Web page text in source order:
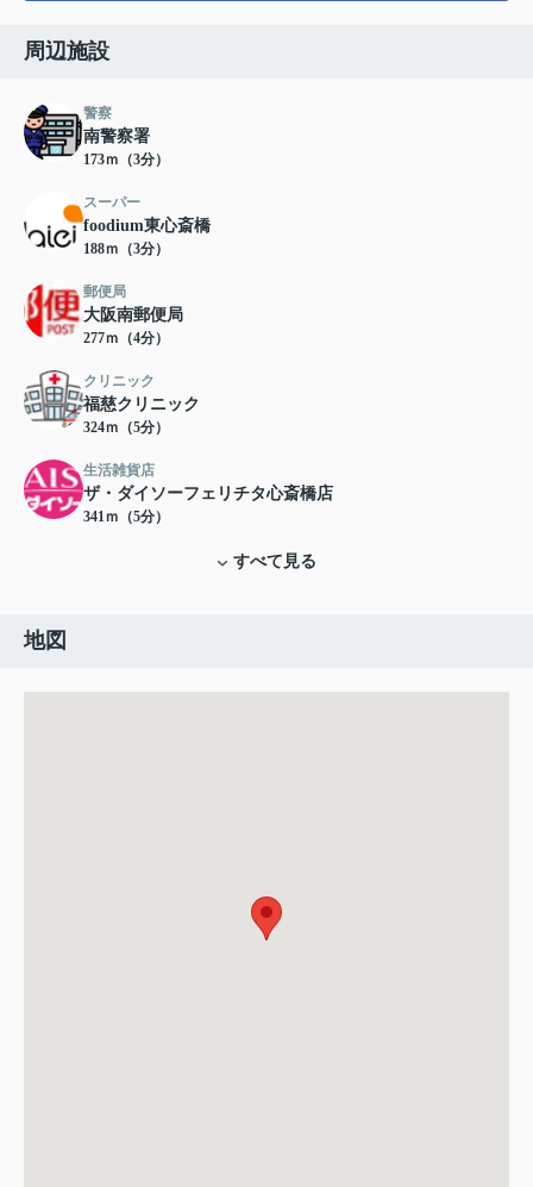
周辺施設
警察
南警察署
173ｍ（3分）
スーパー
foodium東心斎橋
188ｍ（3分）
郵便局
大阪南郵便局
277ｍ（4分）
クリニック
福慈クリニック
324ｍ（5分）
生活雑貨店
ザ・ダイソーフェリチタ心斎橋店
341ｍ（5分）
すべて見る
地図